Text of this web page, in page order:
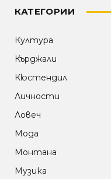
КАТЕГОРИИ
Култура
Кърджали
Кюстендил
Личности
Ловеч
Мода
Монтана
Музика